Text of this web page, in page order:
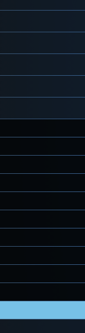
Protezione
Privacy
Cookie Policy
Archivio News
Flash News
Galleria
Videogallery